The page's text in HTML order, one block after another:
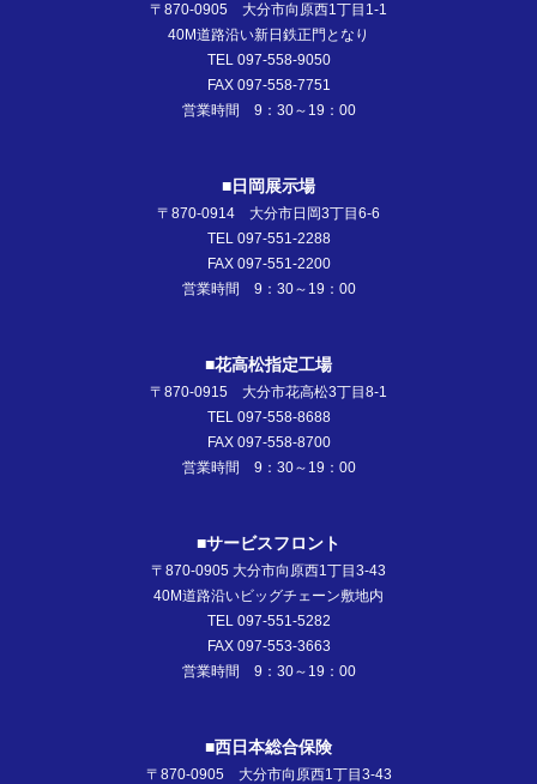
〒870-0905 大分市向原西1丁目1-1
40M道路沿い新日鉄正門となり
TEL 097-558-9050
FAX 097-558-7751
営業時間 9：30～19：00
■日岡展示場
〒870-0914 大分市日岡3丁目6-6
TEL 097-551-2288
FAX 097-551-2200
営業時間 9：30～19：00
■花高松指定工場
〒870-0915 大分市花高松3丁目8-1
TEL 097-558-8688
FAX 097-558-8700
営業時間 9：30～19：00
■サービスフロント
〒870-0905 大分市向原西1丁目3-43
40M道路沿いビッグチェーン敷地内
TEL 097-551-5282
FAX 097-553-3663
営業時間 9：30～19：00
■西日本総合保険
〒870-0905 大分市向原西1丁目3-43